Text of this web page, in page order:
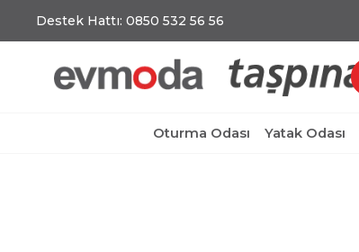
Destek Hattı: 0850 532 56 56
Oturma Odası Yatak Odası